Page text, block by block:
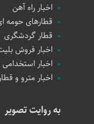
اخبار راه آهن
قطارهای حومه
قطار گردشگری
اخبار فروش
اخبار
اخبار مترو و
به روایت تصویر